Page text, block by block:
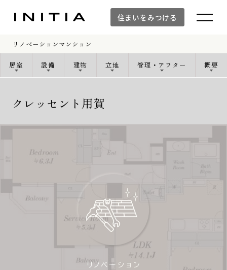
住まいをみつける
住まいをみつける
新築マンション
新築マンションTOP
建物品質・入居後のサポート体制
防災の取り組み「otonari」
リノベーション
リノベーションマンション
リノベーションマンション
居室 設備 建物 立地 管理・アフター 概要
クレッセント用賀
居室 設備 建物 立地 管理・アフター 概要